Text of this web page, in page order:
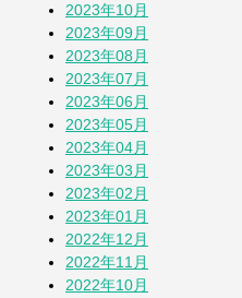
2023年10月
2023年09月
2023年08月
2023年07月
2023年06月
2023年05月
2023年04月
2023年03月
2023年02月
2023年01月
2022年12月
2022年11月
2022年10月